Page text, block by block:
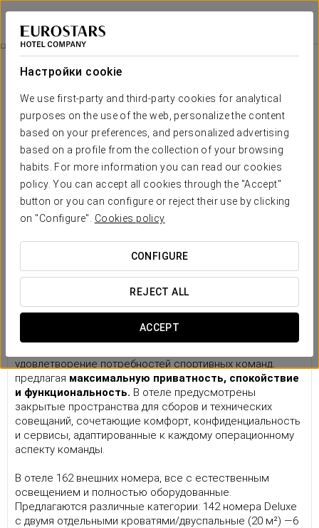
Настройки cookie
We use first-party and third-party cookies for analytical
purposes on the use of the web, personalize the content
based on your preferences, and personalized advertising
based on a profile from the collection of your browsing
habits. For more information you can read our cookies
policy. You can accept all cookies through the "Accept"
button or you can configure or reject their use by clicking
on "Configure". Cookies policy
CONFIGURE
REJECT ALL
ACCEPT
Eurostars Amara
САН-СЕБАСТЬЯН
Спортивные Команды
Инфраструктура и удобства
удовлетворение потребностей спортивных команд,
предлагая максимальную приватность, спокойствие
и функциональность. В отеле предусмотрены
закрытые пространства для сборов и технических
совещаний, сочетающие комфорт, конфиденциальность
и сервисы, адаптированные к каждому операционному
аспекту команды.
В отеле 162 внешних номера, все с естественным
освещением и полностью оборудованные.
Предлагаются различные категории: 142 номера Deluxe
с двумя отдельными кроватями/двуспальные (20 м²) —6